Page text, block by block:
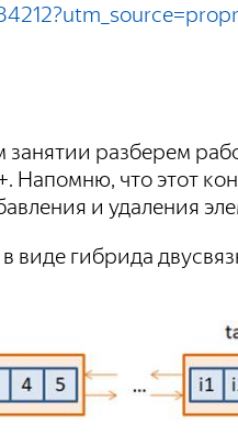
разберем
Напомню, что этот
и удаления
гибрида